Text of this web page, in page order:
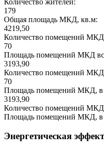
Количество жителей:
179
Общая площадь МКД, кв.м:
4219,50
Количество помещений МКД
70
Площадь помещений МКД
3193,90
Количество помещений
70
Площадь помещений МКД, в
3193,90
Количество помещений
Площадь помещений МКД, в
Энергетическая